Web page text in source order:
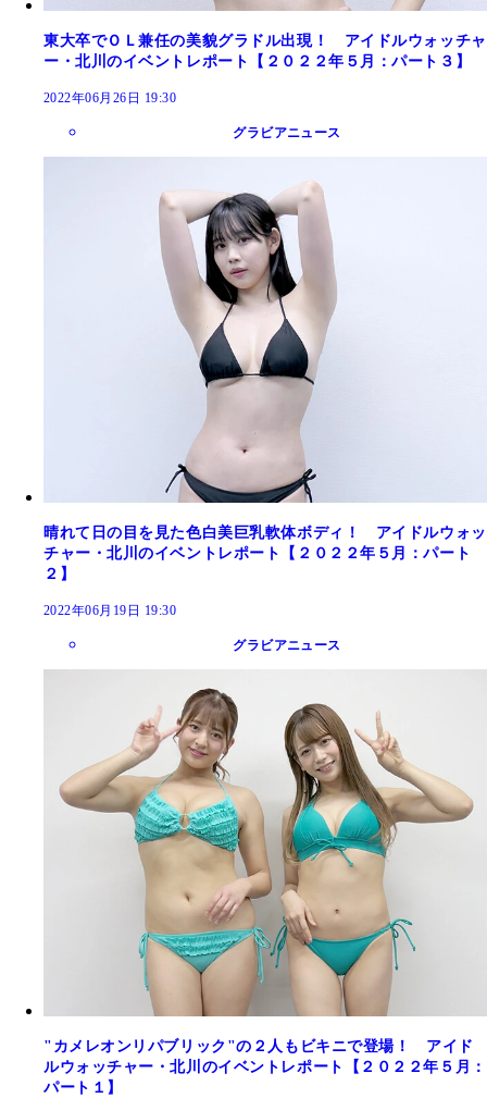
東大卒でＯＬ兼任の美貌グラドル出現！ アイドルウォッチャ
ー・北川のイベントレポート【２０２２年５月：パート３】
2022年06月26日 19:30
グラビアニュース
晴れて日の目を見た色白美巨乳軟体ボディ！ アイドルウォッ
チャー・北川のイベントレポート【２０２２年５月：パート
２】
2022年06月19日 19:30
グラビアニュース
"カメレオンリパブリック"の２人もビキニで登場！ アイド
ルウォッチャー・北川のイベントレポート【２０２２年５月：
パート１】